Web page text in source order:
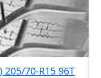
70-R15 96T